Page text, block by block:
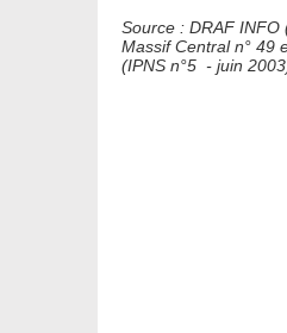
Source : DRAF
Massif Central n° 49
(IPNS n°5 - juin